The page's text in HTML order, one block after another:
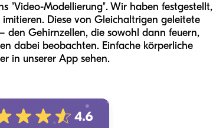
"Video-Modellierung". Wir haben festgestellt,
Diese von Gleichaltrigen geleitete
den Gehirnzellen, die sowohl dann feuern,
dabei beobachten. Einfache körperliche
in unserer App sehen.